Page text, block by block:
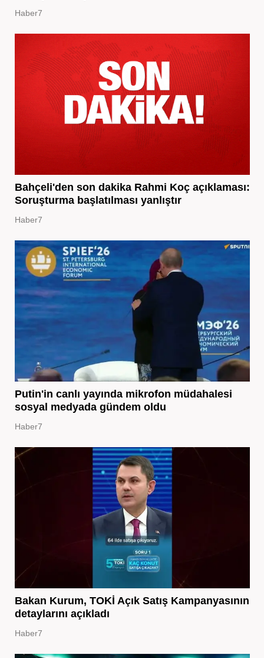
Haber7
Bahçeli'den son dakika Rahmi Koç açıklaması:
Soruşturma başlatılması yanlıştır
Haber7
Putin'in canlı yayında mikrofon müdahalesi
sosyal medyada gündem oldu
Haber7
Bakan Kurum, TOKİ Açık Satış Kampanyasının
detaylarını açıkladı
Haber7